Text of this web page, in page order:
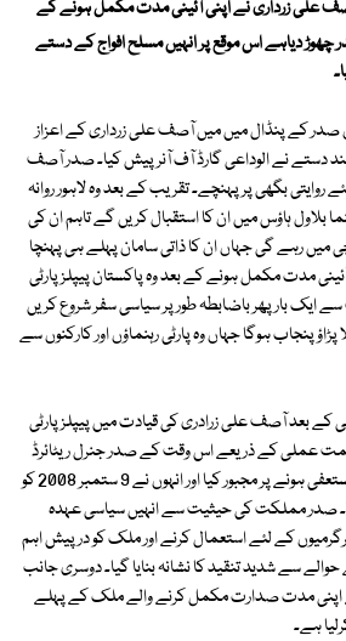
علی زرداری نے اپنی آئینی مدت مکمل ہونے کے
دیاہے اس موقع پر انہیں مسلح افواج کے دستے
صدر کے پنڈال میں میں آصف علی زرداری کے اعزاز
دستے نے الوداعی گارڈ آف آنر پیش کیا۔ صدر آصف
بگھی پرپہنچے۔ تقریب کے بعد وہ لاہور روانہ
بلاول ہاؤس میں ان کا استقبال کریں گے تاہم ان کی
میں رہے گی جہاں ان کا ذاتی سامان پہلے ہی پہنچا
مدت مکمل ہونے کے بعد وہ پاکستان پیپلز پارٹی
بار پھر باضابطہ طور پر سیاسی سفر شروع کریں
پنجاب ہوگا جہاں وہ پارٹی رہنماؤں اور کارکنوں سے
کے بعد آصف علی زرادری کی قیادت میں پیپلز پارٹی
عملی کے ذریعے اس وقت کے صدر جنرل ریٹائرڈ
پرویز مشرف کو صدارت سے مستعفی ہونے پر مجبور کیا اور انہوں نے 9 ستمبر 2008 کو
صدر مملکت کی حیثیت سے انہیں سیاسی عہدہ
کے لئے استعمال کرنے اور ملک کو درپیش اہم
سے شدید تنقید کا نشانہ بنایا گیا۔ دوسری جانب
اپنی مدت صدارت مکمل کرنے والے ملک کے پہلے
ہے۔